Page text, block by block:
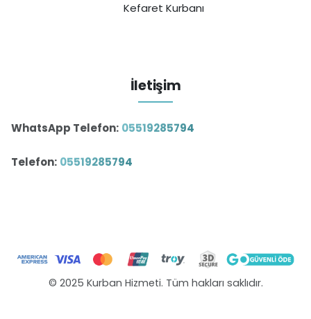
Kefaret Kurbanı
İletişim
WhatsApp Telefon: 05519285794
Telefon: 05519285794
© 2025 Kurban Hizmeti. Tüm hakları saklıdır.